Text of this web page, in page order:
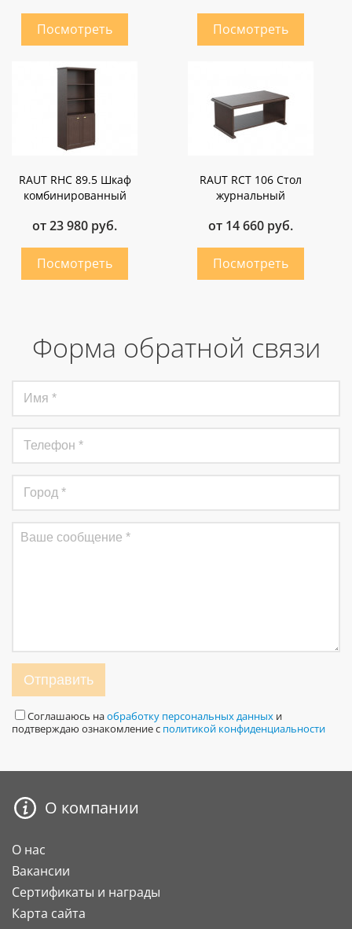
RAUT RHC 89.5 Шкаф
комбинированный
от 23 980 руб.
RAUT RCT 106 Стол
журнальный
от 14 660 руб.
Форма обратной связи
Отправить
Соглашаюсь наобработку персональных данных и
подтверждаю ознакомление с политикой конфиденциальности
О компании
О нас
Вакансии
Сертификаты и награды
Карта сайта